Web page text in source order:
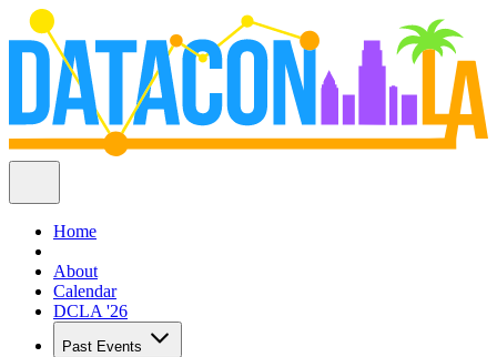
Home
About
Calendar
DCLA '26
Past Events